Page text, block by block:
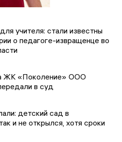
учителя: стали известны
о педагоге-извращенце во
ЖК «Поколение» ООО
в суд
детский сад в
и не открылся, хотя сроки